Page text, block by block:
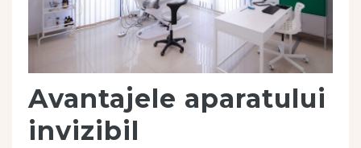
Avantajele aparatului
invizibil